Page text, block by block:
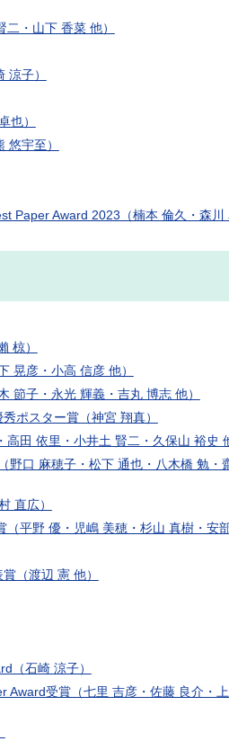
・山下 香菜 他）
子）
也）
宇至）
Paper Award 2023（楠本 倫久・森川
椋）
晃彦・小高 信彦 他）
節子・永光 輝義・吉丸 博志 他）
ポスター賞（神宮 翔真）
田 依里・小井土 賢二・久保山 裕史
口 麻穂子・松下 通也・八木橋 勉・
直広）
平野 優・児嶋 美穂・杉山 真樹・安
（渡辺 憲 他）
（石崎 涼子）
Award受賞（七里 吉彦・佐藤 良介・